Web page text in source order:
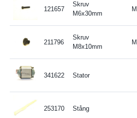
121657
Skruv
M6x30mm
211796
Skruv
M8x10mm
341622 Stator
253170 Stång